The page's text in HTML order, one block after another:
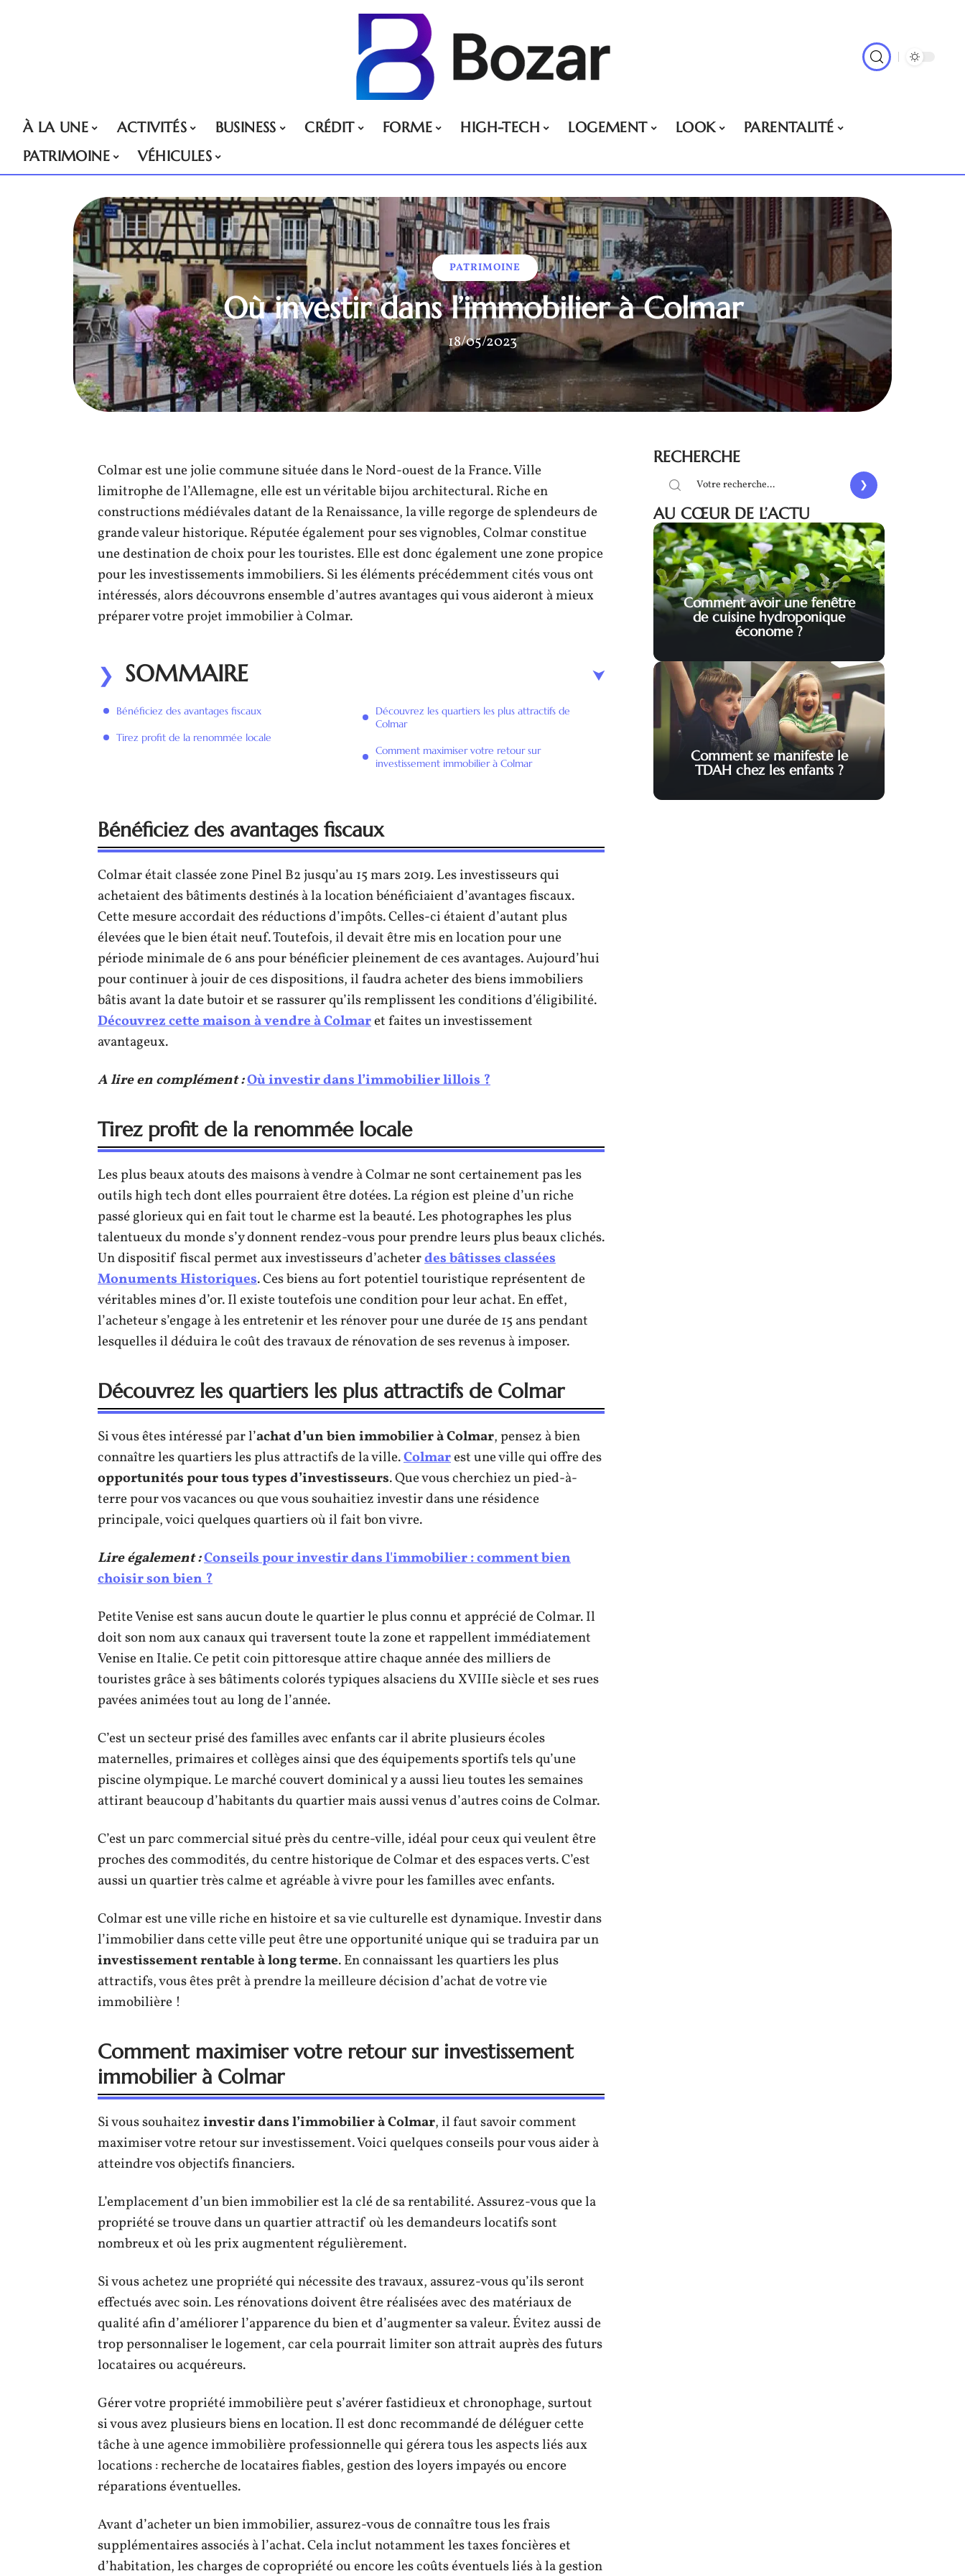
À LA UNE ACTIVITÉS BUSINESS CRÉDIT FORME HIGH-TECH LOGEMENT LOOK
PARENTALITÉ
PATRIMOINE
VÉHICULES
PATRIMOINE
Où investir dans l’immobilier à Colmar
18/05/2023
Colmar est une jolie commune située dans le Nord-ouest de la France. Ville
limitrophe de l’Allemagne, elle est un véritable bijou architectural. Riche en
constructions médiévales datant de la Renaissance, la ville regorge de splendeurs de
grande valeur historique. Réputée également pour ses vignobles, Colmar constitue
une destination de choix pour les touristes. Elle est donc également une zone propice
pour les investissements immobiliers. Si les éléments précédemment cités vous ont
intéressés, alors découvrons ensemble d’autres avantages qui vous aideront à mieux
préparer votre projet immobilier à Colmar.
SOMMAIRE
Bénéficiez des avantages fiscaux
Tirez profit de la renommée locale
Découvrez les quartiers les plus attractifs de
Colmar
Comment maximiser votre retour sur
investissement immobilier à Colmar
Bénéficiez des avantages fiscaux
Colmar était classée zone Pinel B2 jusqu’au 15 mars 2019. Les investisseurs qui
achetaient des bâtiments destinés à la location bénéficiaient d’avantages fiscaux.
Cette mesure accordait des réductions d’impôts. Celles-ci étaient d’autant plus
élevées que le bien était neuf. Toutefois, il devait être mis en location pour une
période minimale de 6 ans pour bénéficier pleinement de ces avantages. Aujourd’hui
pour continuer à jouir de ces dispositions, il faudra acheter des biens immobiliers
bâtis avant la date butoir et se rassurer qu’ils remplissent les conditions d’éligibilité.
Découvrez cette maison à vendre à Colmaret faites un investissement
avantageux.
A lire en complément :Où investir dans l’immobilier lillois ?
Tirez profit de la renommée locale
Les plus beaux atouts des maisons à vendre à Colmar ne sont certainement pas les
outils high tech dont elles pourraient être dotées. La région est pleine d’un riche
passé glorieux qui en fait tout le charme est la beauté. Les photographes les plus
talentueux du monde s’y donnent rendez-vous pour prendre leurs plus beaux clichés.
Un dispositif fiscal permet aux investisseurs d’acheterdes bâtisses classées
Monuments Historiques. Ces biens au fort potentiel touristique représentent de
véritables mines d’or. Il existe toutefois une condition pour leur achat. En effet,
l’acheteur s’engage à les entretenir et les rénover pour une durée de 15 ans pendant
lesquelles il déduira le coût des travaux de rénovation de ses revenus à imposer.
Découvrez les quartiers les plus attractifs de Colmar
Si vous êtes intéressé par l’achat d’un bien immobilier à Colmar, pensez à bien
connaître les quartiers les plus attractifs de la ville.Colmarest une ville qui offre des
opportunités pour tous types d’investisseurs. Que vous cherchiez un pied-à-
terre pour vos vacances ou que vous souhaitiez investir dans une résidence
principale, voici quelques quartiers où il fait bon vivre.
Lire également :Conseils pour investir dans l'immobilier : comment bien
choisir son bien ?
Petite Venise est sans aucun doute le quartier le plus connu et apprécié de Colmar. Il
doit son nom aux canaux qui traversent toute la zone et rappellent immédiatement
Venise en Italie. Ce petit coin pittoresque attire chaque année des milliers de
touristes grâce à ses bâtiments colorés typiques alsaciens du XVIIIe siècle et ses rues
pavées animées tout au long de l’année.
C’est un secteur prisé des familles avec enfants car il abrite plusieurs écoles
maternelles, primaires et collèges ainsi que des équipements sportifs tels qu’une
piscine olympique. Le marché couvert dominical y a aussi lieu toutes les semaines
attirant beaucoup d’habitants du quartier mais aussi venus d’autres coins de Colmar.
C’est un parc commercial situé près du centre-ville, idéal pour ceux qui veulent être
proches des commodités, du centre historique de Colmar et des espaces verts. C’est
aussi un quartier très calme et agréable à vivre pour les familles avec enfants.
Colmar est une ville riche en histoire et sa vie culturelle est dynamique. Investir dans
l’immobilier dans cette ville peut être une opportunité unique qui se traduira par un
investissement rentable à long terme. En connaissant les quartiers les plus
attractifs, vous êtes prêt à prendre la meilleure décision d’achat de votre vie
immobilière !
Comment maximiser votre retour sur investissement
immobilier à Colmar
Si vous souhaitezinvestir dans l’immobilier à Colmar, il faut savoir comment
maximiser votre retour sur investissement. Voici quelques conseils pour vous aider à
atteindre vos objectifs financiers.
L’emplacement d’un bien immobilier est la clé de sa rentabilité. Assurez-vous que la
propriété se trouve dans un quartier attractif où les demandeurs locatifs sont
nombreux et où les prix augmentent régulièrement.
Si vous achetez une propriété qui nécessite des travaux, assurez-vous qu’ils seront
effectués avec soin. Les rénovations doivent être réalisées avec des matériaux de
qualité afin d’améliorer l’apparence du bien et d’augmenter sa valeur. Évitez aussi de
trop personnaliser le logement, car cela pourrait limiter son attrait auprès des futurs
locataires ou acquéreurs.
Gérer votre propriété immobilière peut s’avérer fastidieux et chronophage, surtout
si vous avez plusieurs biens en location. Il est donc recommandé de déléguer cette
tâche à une agence immobilière professionnelle qui gérera tous les aspects liés aux
locations : recherche de locataires fiables, gestion des loyers impayés ou encore
réparations éventuelles.
Avant d’acheter un bien immobilier, assurez-vous de connaître tous les frais
supplémentaires associés à l’achat. Cela inclut notamment les taxes foncières et
d’habitation, les charges de copropriété ou encore les coûts éventuels liés à la gestion
RECHERCHE
AU CŒUR DE L’ACTU
Comment avoir une fenêtre
de cuisine hydroponique
économe ?
Comment se manifeste le
TDAH chez les enfants ?